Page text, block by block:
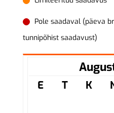
Pole saadaval (päeva
tunnipõhist saadavust)
E T K